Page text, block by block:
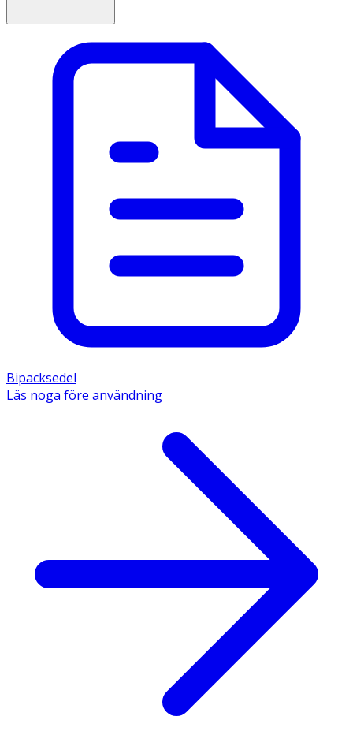
Bipacksedel
Läs noga före användning